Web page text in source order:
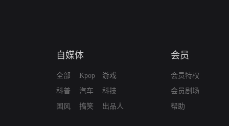
自媒体
全部
科普
国风
Kpop
汽车
搞笑
游戏
科技
出品人
会员
会员特权
会员剧场
帮助